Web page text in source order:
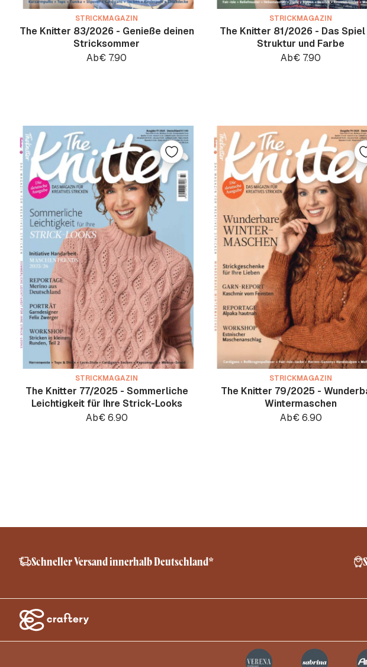
STRICKMAGAZIN
The Knitter 83/2026 - Genieße deinen
Stricksommer
Ab€ 7.90
STRICKMAGAZIN
The Knitter 81/2026 - Das
Struktur und Farbe
Ab€ 7.90
STRICKMAGAZIN
The Knitter 77/2025 - Sommerliche
Leichtigkeit für Ihre Strick-Looks
Ab€6.90
STRICKMAGAZIN
The Knitter 79/2025 -
Wintermaschen
Ab€6.90
Schneller Versand innerhalb Deutschland*